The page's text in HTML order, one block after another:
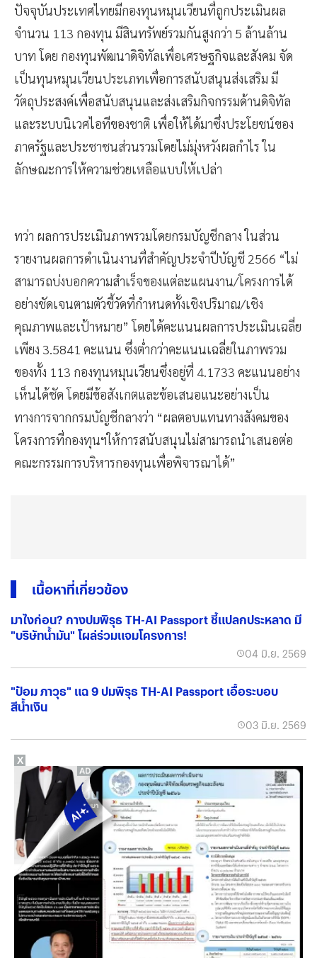
ปัจจุบันประเทศไทยมีกองทุนหมุนเวียนที่ถูกประเมินผล
จำนวน 113 กองทุน มีสินทรัพย์รวมกันสูงกว่า 5 ล้านล้าน
บาท โดย กองทุนพัฒนาดิจิทัลเพื่อเศรษฐกิจและสังคม จัด
เป็นทุนหมุนเวียนประเภทเพื่อการสนับสนุนส่งเสริม มี
วัตถุประสงค์เพื่อสนับสนุนและส่งเสริมกิจกรรมด้านดิจิทัล
และระบบนิเวศไอทีของชาติ เพื่อให้ได้มาซึ่งประโยชน์ของ
ภาครัฐและประชาชนส่วนรวมโดยไม่มุ่งหวังผลกำไร ใน
ทว่า ผลการประเมินภาพรวมโดยกรมบัญชีกลาง ในส่วน
รายงานผลการดำเนินงานที่สำคัญประจำปีบัญชี 2566 “ไม่
สามารถบ่งบอกความสำเร็จของแต่ละแผนงาน/โครงการได้
อย่างชัดเจนตามตัวชี้วัดที่กำหนดทั้งเชิงปริมาณ/เชิง
คุณภาพและเป้าหมาย” โดยได้คะแนนผลการประเมินเฉลี่ย
เพียง 3.5841 คะแนน ซึ่งต่ำกว่าคะแนนเฉลี่ยในภาพรวม
ของทั้ง 113 กองทุนหมุนเวียนซึ่งอยู่ที่ 4.1733 คะแนนอย่าง
เห็นได้ชัด โดยมีข้อสังเกตและข้อเสนอแนะอย่างเป็น
ทางการจากกรมบัญชีกลางว่า “ผลตอบแทนทางสังคมของ
โครงการที่กองทุนฯให้การสนับสนุนไม่สามารถนำเสนอต่อ
เนื้อหาที่เกี่ยวข้อง
มาไงก่อน? กางปมพิรุธ TH-AI Passport ชี้แปลกประหลาด มี
"ป้อม ภาวุธ" แฉ 9 ปมพิรุธ TH-AI Passport เอื้อระบอบ
X